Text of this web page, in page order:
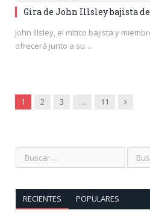
Gira de John Illsley bajista
John Illsley, el mítico bajista y
ofrecerá junto a su…
1 2 3 … 11
RECIENTES POPULARES